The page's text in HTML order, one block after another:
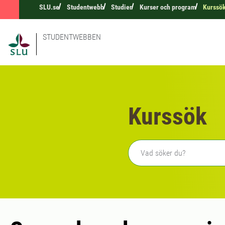
SLU.se Studentwebb Studier Kurser och program
STUDENTWEBBEN
Kurssök
Fritext sökning